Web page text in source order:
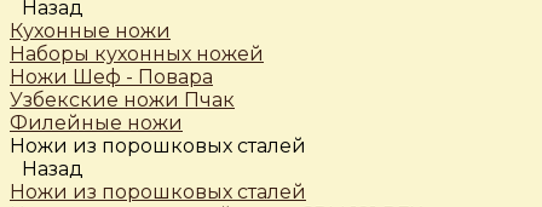
Назад
Кухонные ножи
Наборы кухонных ножей
Ножи Шеф - Повара
Узбекские ножи Пчак
Филейные ножи
Ножи из порошковых сталей
Назад
Ножи из порошковых сталей